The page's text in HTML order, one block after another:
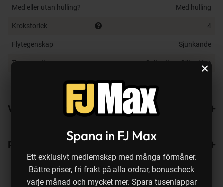
Spana in FJ Max
Ett exklusivt medlemskap med många förmåner.
Bättre priser, fri frakt på alla ordrar, bonuscheck
varje månad och mycket mer. Spara tusenlappar
×
Med eller utan hulling? Med hulling
Krokstorlek 4
Flytegenskap Sjunkande
Typ av vatten Saltvatten, Sötvatten
Varianter
Recensioner